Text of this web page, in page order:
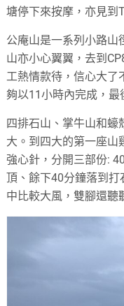
塘停下來按摩，亦見到
公庵山是一系列小路山
山亦小心翼翼，去到
工熱情款待，信心大了
夠以11小時內完成，最
四排石山、掌牛山和蠔
大。到四大的第一座山
強心針，分開三部份:
頂、餘下40分鐘落到
中比較大風，雙腳還聽